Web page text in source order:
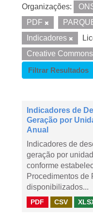
Organizações:
PDF
Indicadores
Creative
Filtrar Resultados
Indicadores de
Geração por
Anual
Indicadores de
geração por
conforme
Procedimentos de
disponibilizados...
PDF CSV